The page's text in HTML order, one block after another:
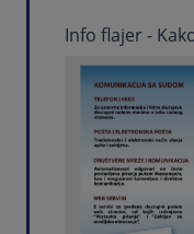
Info flajer -